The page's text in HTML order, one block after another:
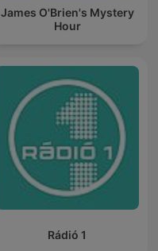
James O'Brien's Mystery
Hour
Rádió 1